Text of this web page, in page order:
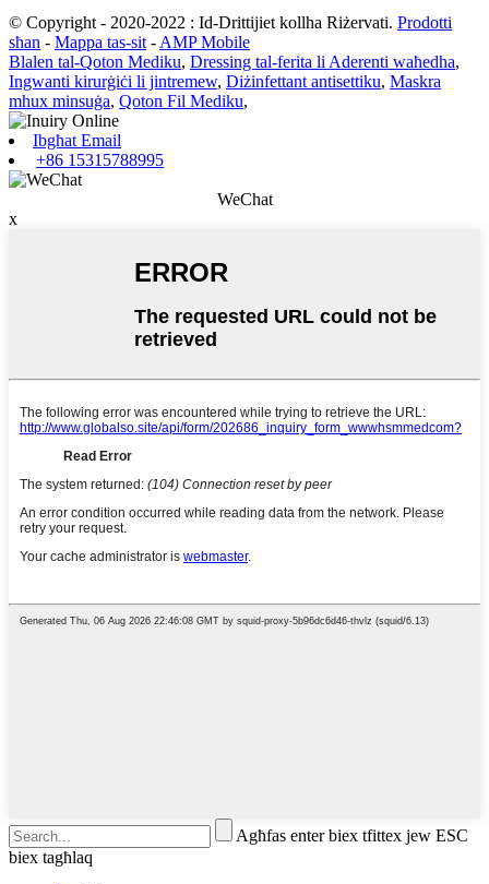
© Copyright - 2020-2022 : Id-Drittijiet kollha Riżervati. Prodotti
sħan - Mappa tas-sit - AMP Mobile
Blalen tal-Qoton Mediku, Dressing tal-ferita li Aderenti waħedha,
Ingwanti kirurġiċi li jintremew, Diżinfettant antisettiku, Maskra
mhux minsuġa, Qoton Fil Mediku,
Ibgħat Email
+86 15315788995
WeChat
x
Agħfas enter biex tfittex jew ESC
biex tagħlaq